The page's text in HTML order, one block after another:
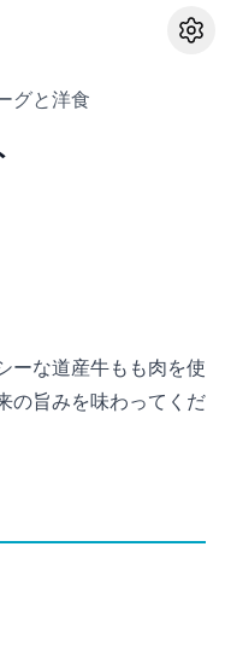
設定
グと洋食
ーな道産牛もも肉を使
の旨みを味わってくだ